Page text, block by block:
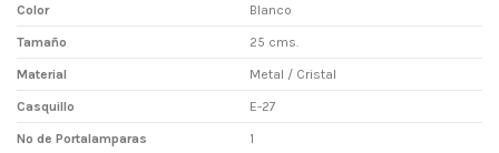
Color Blanco
Tamaño 25 cms.
Material Metal / Cristal
Casquillo E-27
Nº de Portalamparas 1